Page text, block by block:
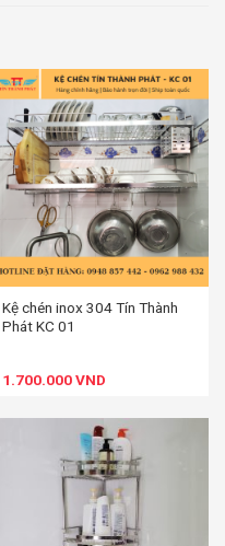
Kệ chén inox 304 Tín Thành
Phát KC 01
1.700.000VND